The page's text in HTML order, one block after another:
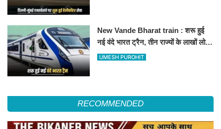
New Vande Bharat train : शरू हुई
नई वंदे भारत ट्रैन, तीन राज्यों के लाखों लोगों
का सफर होगा आसान, देखें पूरा रूटमैप
UMESH PUROHIT
RECOMMENDED